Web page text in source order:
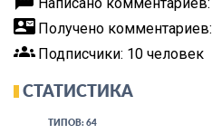
contact_mail Получено комментариев:
groups Подписчики: 10 человек
СТАТИСТИКА
ТИПОВ: 64